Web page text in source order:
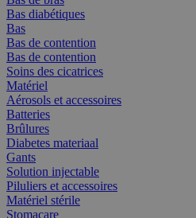
Bas diabétiques
Bas
Bas de contention
Bas de contention
Soins des cicatrices
Matériel
Aérosols et accessoires
Batteries
Brûlures
Diabetes materiaal
Gants
Solution injectable
Piluliers et accessoires
Matériel stérile
Stomacare